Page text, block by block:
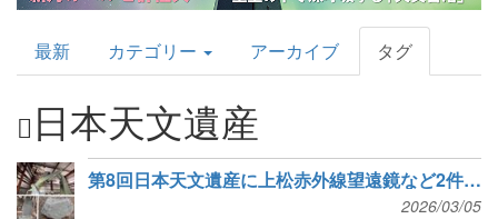
AstroArts
Topics
最新 カテゴリー アーカイブ タグ
日本天文遺産
第8回日本天文遺産に上松赤外線望遠鏡など2件認定
2026/03/05